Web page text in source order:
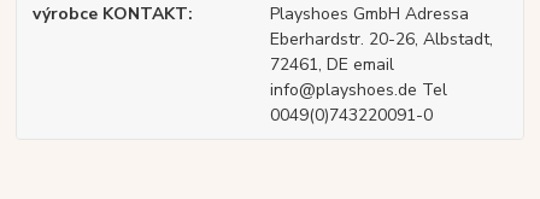
výrobce KONTAKT
Playshoes GmbH Adressa
Eberhardstr. 20-26, Albstadt,
72461, DE email
info@playshoes.de Tel
0049(0)743220091-0